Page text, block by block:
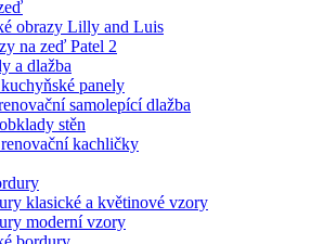
obrazy Lilly and Luis
na zeď Patel 2
a dlažba
panely
samolepící dlažba
stěn
kachličky
klasické a květinové vzory
moderní vzory